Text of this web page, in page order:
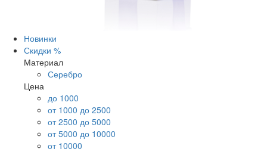
Новинки
Скидки %
Материал
Серебро
Цена
до 1000
от 1000 до 2500
от 2500 до 5000
от 5000 до 10000
от 10000